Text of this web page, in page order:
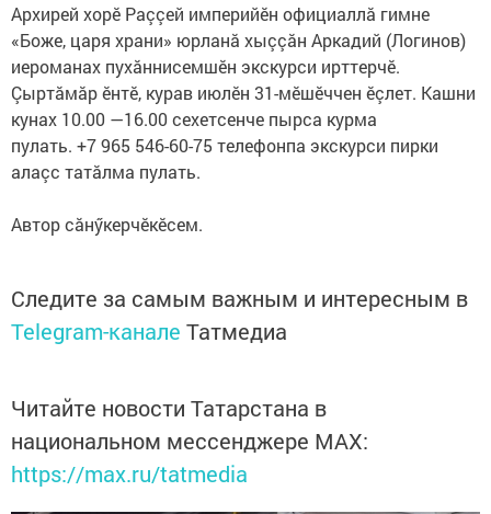
Архирей хорӗ Раççей империйӗн официаллă гимне
«Боже, царя храни» юрланă хыççăн Аркадий (Логинов)
иероманах пухăннисемшӗн экскурси ирттерчӗ.
Çыртăмăр ӗнтӗ, курав июлӗн 31-мӗшӗччен ӗçлет. Кашни
кунах 10.00 —16.00 сехетсенче пырса курма
пулать. +7 965 546-60-75 телефонпа экскурси пирки
алаçс татăлма пулать.
Автор сăнӳкерчӗкӗсем.
Следите за самым важным и интересным в
Telegram-канале Татмедиа
Читайте новости Татарстана в
национальном мессенджере MАХ:
https://max.ru/tatmedia